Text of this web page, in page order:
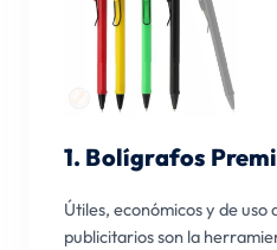
1. Bolígrafos
Útiles, económicos y de uso
publicitarios son la